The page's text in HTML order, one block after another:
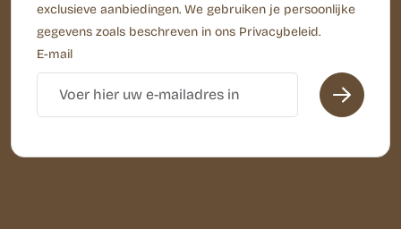
exclusieve aanbiedingen. We gebruiken je persoonlijke
gegevens zoals beschreven in ons Privacybeleid.
E-mail